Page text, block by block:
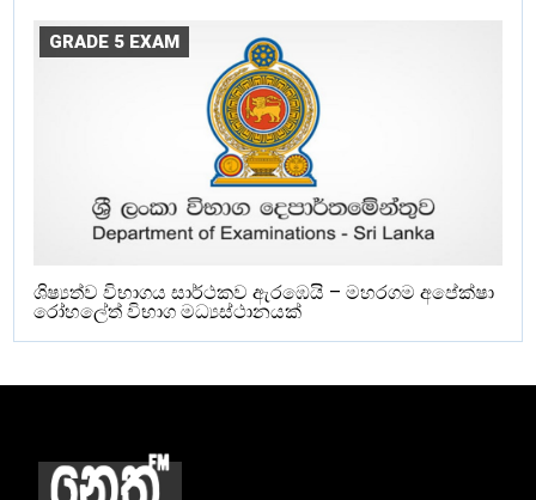
GRADE 5 EXAM
ශිෂ්‍යත්ව විභාගය සාර්ථකව ඇරඹෙයි – මහරගම අපේක්ෂා
රෝහලේත් විභාග මධ්‍යස්ථානයක්